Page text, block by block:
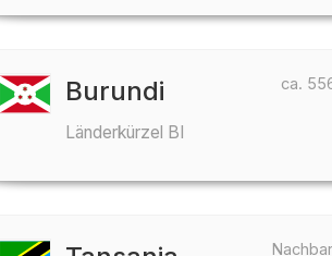
ca.
Burundi
Länderkürzel BI